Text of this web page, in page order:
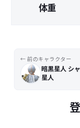
体重
← 前のキャラクター
暗黒星人 シ
星人